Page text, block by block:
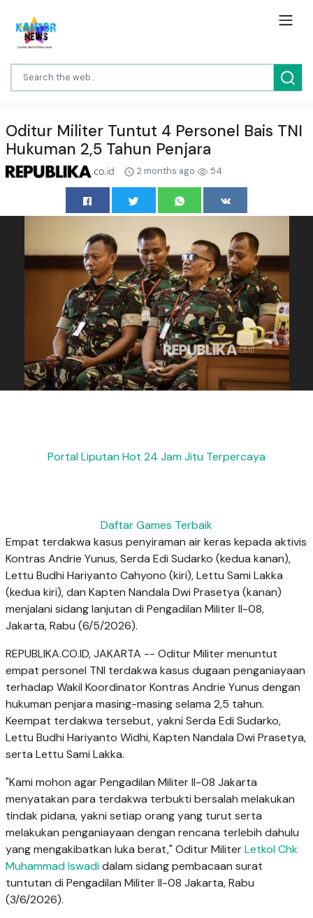
Oditur Militer Tuntut 4 Personel Bais TNI
Hukuman 2,5 Tahun Penjara
2 months ago 54
Portal Liputan Hot 24 Jam Jitu Terpercaya
Daftar Games Terbaik
Empat terdakwa kasus penyiraman air keras kepada aktivis
Kontras Andrie Yunus, Serda Edi Sudarko (kedua kanan),
Lettu Budhi Hariyanto Cahyono (kiri), Lettu Sami Lakka
(kedua kiri), dan Kapten Nandala Dwi Prasetya (kanan)
menjalani sidang lanjutan di Pengadilan Militer II-08,
Jakarta, Rabu (6/5/2026).
REPUBLIKA.CO.ID, JAKARTA -- Oditur Militer menuntut
empat personel TNI terdakwa kasus dugaan penganiayaan
terhadap Wakil Koordinator Kontras Andrie Yunus dengan
hukuman penjara masing-masing selama 2,5 tahun.
Keempat terdakwa tersebut, yakni Serda Edi Sudarko,
Lettu Budhi Hariyanto Widhi, Kapten Nandala Dwi Prasetya,
serta Lettu Sami Lakka.
"Kami mohon agar Pengadilan Militer II-08 Jakarta
menyatakan para terdakwa terbukti bersalah melakukan
tindak pidana, yakni setiap orang yang turut serta
melakukan penganiayaan dengan rencana terlebih dahulu
yang mengakibatkan luka berat," Oditur MiliterLetkol Chk
Muhammad Iswadidalam sidang pembacaan surat
tuntutan di Pengadilan Militer II-08 Jakarta, Rabu
(3/6/2026).